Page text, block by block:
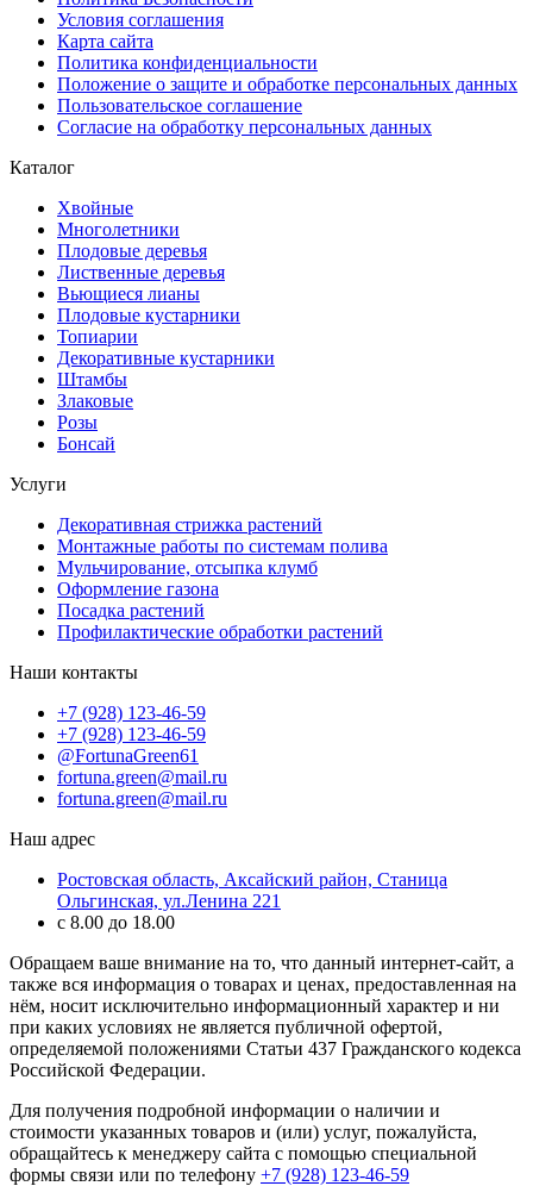
Условия соглашения
Карта сайта
Политика конфиденциальности
Положение о защите и обработке персональных данных
Пользовательское соглашение
Согласие на обработку персональных данных
Каталог
Хвойные
Многолетники
Плодовые деревья
Лиственные деревья
Вьющиеся лианы
Плодовые кустарники
Топиарии
Декоративные кустарники
Штамбы
Злаковые
Розы
Бонсай
Услуги
Декоративная стрижка растений
Монтажные работы по системам полива
Мульчирование, отсыпка клумб
Оформление газона
Посадка растений
Профилактические обработки растений
Наши контакты
+7 (928) 123-46-59
+7 (928) 123-46-59
@FortunaGreen61
fortuna.green@mail.ru
fortuna.green@mail.ru
Наш адрес
Ростовская область, Аксайский район, Станица
Ольгинская, ул.Ленина 221
с 8.00 до 18.00
Обращаем ваше внимание на то, что данный интернет-сайт, а
также вся информация о товарах и ценах, предоставленная на
нём, носит исключительно информационный характер и ни
при каких условиях не является публичной офертой,
определяемой положениями Статьи 437 Гражданского кодекса
Российской Федерации.
Для получения подробной информации о наличии и
стоимости указанных товаров и (или) услуг, пожалуйста,
обращайтесь к менеджеру сайта с помощью специальной
формы связи или по телефону +7 (928) 123-46-59